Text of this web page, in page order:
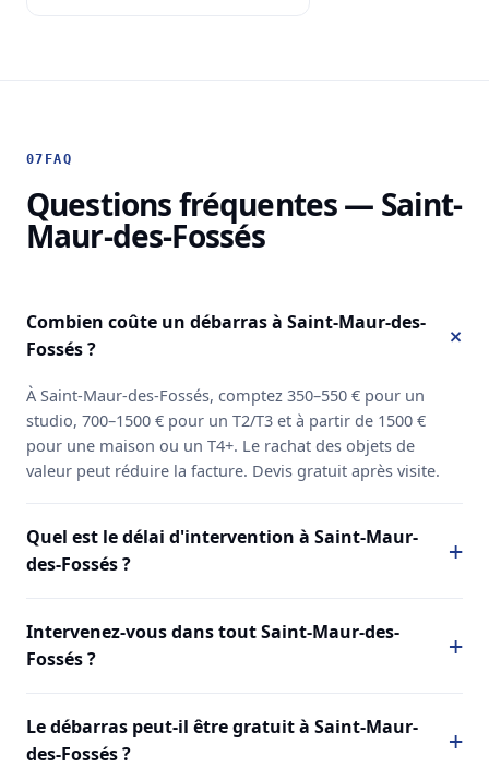
07 FAQ
Questions fréquentes — Saint-
Maur-des-Fossés
Combien coûte un débarras à Saint-Maur-des-
Fossés ?
À Saint-Maur-des-Fossés, comptez 350–550 € pour un
studio, 700–1500 € pour un T2/T3 et à partir de 1500 €
pour une maison ou un T4+. Le rachat des objets de
valeur peut réduire la facture. Devis gratuit après visite.
Quel est le délai d'intervention à Saint-Maur-
des-Fossés ?
Intervenez-vous dans tout Saint-Maur-des-
Fossés ?
Le débarras peut-il être gratuit à Saint-Maur-
des-Fossés ?